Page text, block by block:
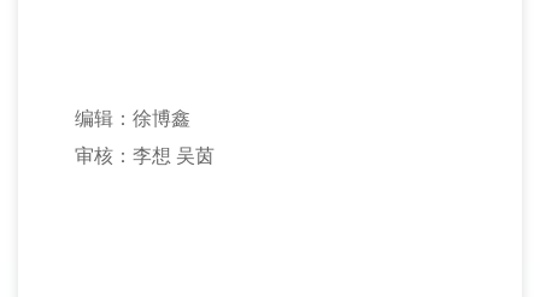
编辑：徐博鑫
审核：李想 吴茵